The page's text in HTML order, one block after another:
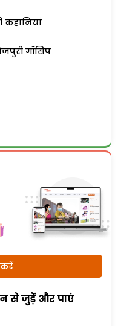
कहानियां
गॉसिप
करें
से जुड़ेें और पाएं